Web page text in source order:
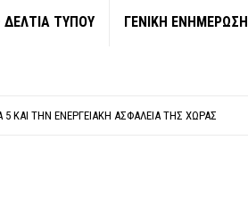
ΔΕΛΤΙΑ ΤΥΠΟΥ ΓΕΝΙΚΗ ΕΝΗΜΕΡΩΣΗ
5 ΚΑΙ ΤΗΝ ΕΝΕΡΓΕΙΑΚΉ ΑΣΦΆΛΕΙΑ ΤΗΣ ΧΏΡΑΣ